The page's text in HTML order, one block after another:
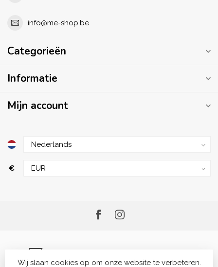
info@me-shop.be
Categorieën
Informatie
Mijn account
€
Wij slaan cookies op om onze website te verbeteren.